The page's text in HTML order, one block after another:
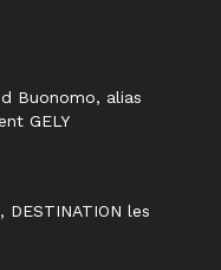
Buonomo, alias
GELY
DESTINATION les